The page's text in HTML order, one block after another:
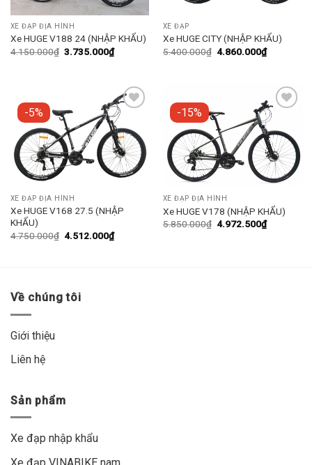
XE ĐẠP ĐỊA HÌNH
Xe HUGE V188 24 (NHẬP KHẨU)
4.150.000₫ 3.735.000₫
XE ĐẠP
Xe HUGE CITY (NHẬP KHẨU)
5.400.000₫ 4.860.000₫
-5%
Add to
wishlist
XE ĐẠP ĐỊA HÌNH
Xe HUGE V168 27.5 (NHẬP
KHẨU)
4.750.000₫ 4.512.000₫
-15%
Add to
wishlist
XE ĐẠP ĐỊA HÌNH
Xe HUGE V178 (NHẬP KHẨU)
5.850.000₫ 4.972.500₫
Về chúng tôi
Giới thiệu
Liên hệ
Sản phẩm
Xe đạp nhập khẩu